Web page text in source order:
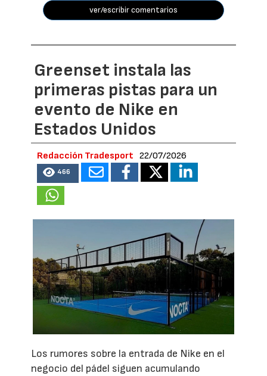
ver/escribir comentarios
Greenset instala las
primeras pistas para un
evento de Nike en
Estados Unidos
Redacción Tradesport 22/07/2026
466
Los rumores sobre la entrada de Nike en el
negocio del pádel siguen acumulando